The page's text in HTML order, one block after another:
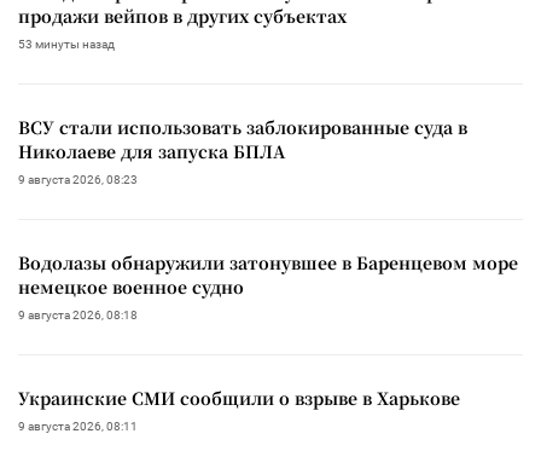
продажи вейпов в других субъектах
53 минуты назад
ВСУ стали использовать заблокированные суда в
Николаеве для запуска БПЛА
9 августа 2026, 08:23
Водолазы обнаружили затонувшее в Баренцевом море
немецкое военное судно
9 августа 2026, 08:18
Украинские СМИ сообщили о взрыве в Харькове
9 августа 2026, 08:11